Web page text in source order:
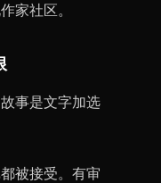
家社区。
事是文字加选
被接受。有审